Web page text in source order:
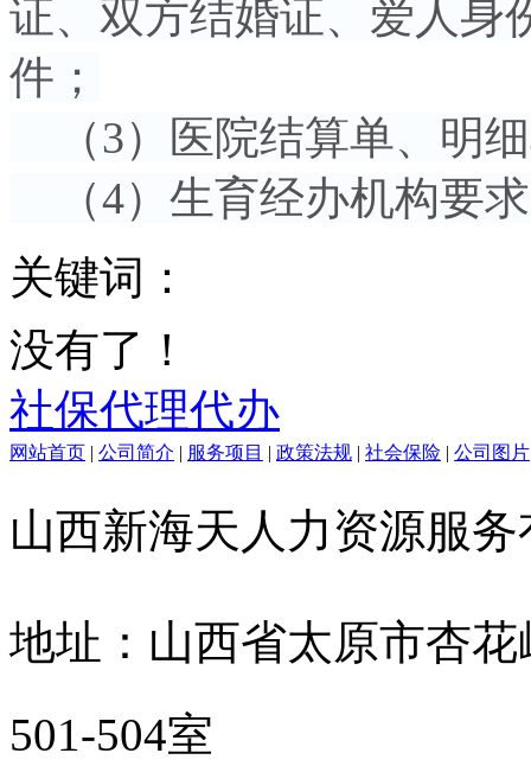
证、双方结婚证、爱人身
件；
（3）医院结算单、明
（4）生育经办机构要
关键词：
没有了！
社保代理代办
网站首页 | 公司简介 | 服务项目 | 政策法规 | 社会保险 | 公司图片
山西新海天人力资源服
地址：山西省太原市杏
501-504室